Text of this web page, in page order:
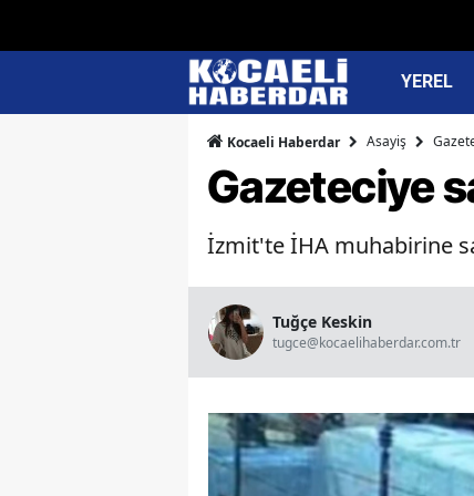
YEREL
Kocaeli Haberdar Asayiş
Gazeteciye
İzmit'te İHA muhabirine
Tuğçe Keskin
tugce@kocaelihaberdar.com.tr